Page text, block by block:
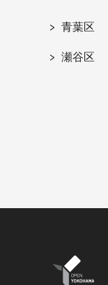
青葉区
瀬谷区